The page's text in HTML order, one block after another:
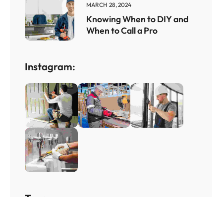
MARCH 28, 2024
Knowing When to DIY and
When to Call a Pro
Instagram: